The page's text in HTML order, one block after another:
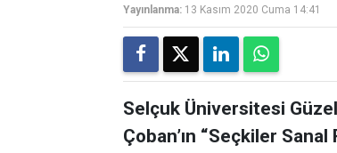
Yayınlanma: 13 Kasım 2020 Cuma 14:41
Selçuk Üniversitesi
Çoban’ın “Seçkiler